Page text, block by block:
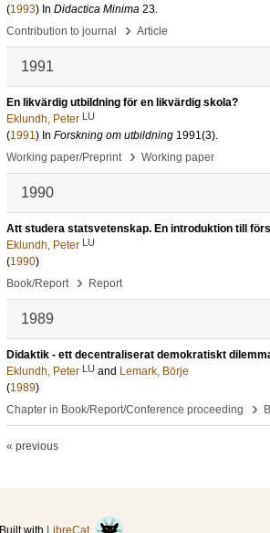
(1993) In Didactica Minima 23.
Contribution to journal
› Article
1991
En likvärdig utbildning för en likvärdig skola?
Eklundh, Peter LU
(1991) In Forskning om utbildning 1991(3).
Working paper/Preprint
› Working paper
1990
Att studera statsvetenskap. En introduktion till
Eklundh, Peter LU
(1990)
Book/Report
› Report
1989
Didaktik - ett decentraliserat demokratiskt
Eklundh, Peter LU and Lemark, Börje
(1989)
Chapter in Book/Report/Conference proceeding
›
« previous
Built with LibreCat